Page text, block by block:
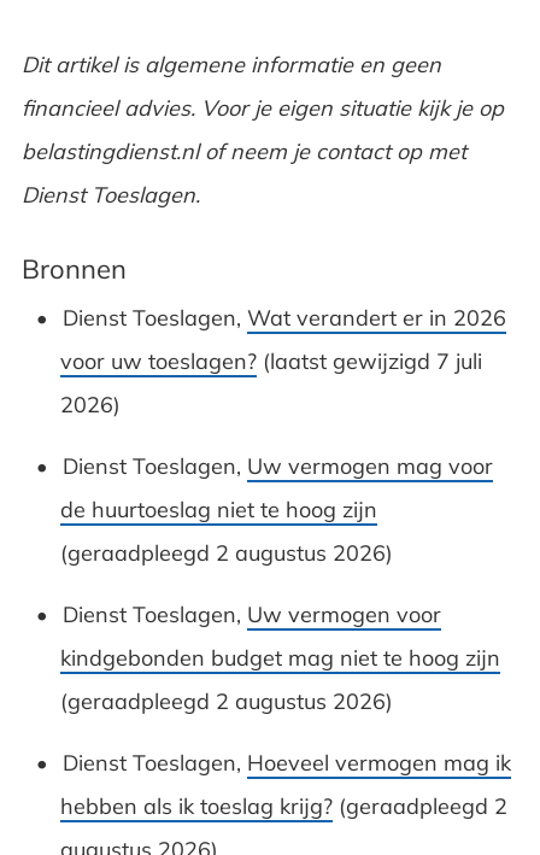
Dit artikel is algemene informatie en geen
financieel advies. Voor je eigen situatie kijk je op
belastingdienst.nl of neem je contact op met
Dienst Toeslagen.
Bronnen
Dienst Toeslagen, Wat verandert er in 2026
voor uw toeslagen?(laatst gewijzigd 7 juli
2026)
Dienst Toeslagen, Uw vermogen mag voor
de huurtoeslag niet te hoog zijn
(geraadpleegd 2 augustus 2026)
Dienst Toeslagen, Uw vermogen voor
kindgebonden budget mag niet te hoog zijn
(geraadpleegd 2 augustus 2026)
Dienst Toeslagen, Hoeveel vermogen mag ik
hebben als ik toeslag krijg?(geraadpleegd 2
augustus 2026)